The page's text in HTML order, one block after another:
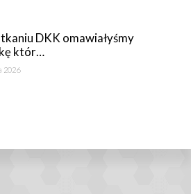
DKK omawiałyśmy
któr…
2026